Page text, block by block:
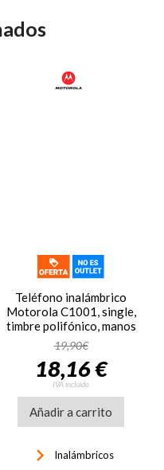
Teléfono inalámbrico
Motorola C1001, single,
timbre polifónico, manos
libres, LCD
retroiluminado, ref.
MOT31C1001R, rojo
19,90€
18,16 €
IVA incluido
Añadir a carrito
keyboard_arrow_right Inalámbricos